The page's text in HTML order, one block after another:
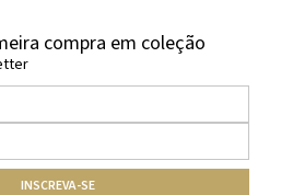
compra em coleção
INSCREVA-SE